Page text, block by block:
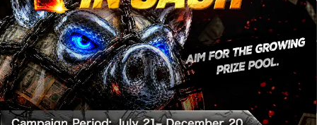
网)
-
外
汇